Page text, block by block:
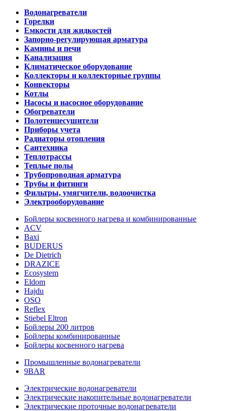
Водонагреватели
Горелки
Емкости для жидкостей
Запорно-регулирующая арматура
Камины и печи
Канализация
Климатическое оборудование
Коллекторы и коллекторные группы
Конвекторы
Котлы
Насосы и насосное оборудование
Обогреватели
Полотенцесушители
Приборы учета
Радиаторы отопления
Сантехника
Теплотрассы
Теплые полы
Трубопроводная арматура
Трубы и фитинги
Фильтры, умягчители, водоочистка
Электрооборудование
Бойлеры косвенного нагрева и комбинированные
ACV
Baxi
BUDERUS
De Dietrich
DRAZICE
Ecosystem
Eldom
Hajdu
OSO
Reflex
Stiebel Eltron
Бойлеры 200 литров
Бойлеры комбинированные
Бойлеры косвенного нагрева
Промышленные водонагреватели
9BAR
Электрические водонагреватели
Электрические накопительные водонагреватели
Электрические проточные водонагреватели